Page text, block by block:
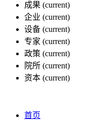
成果 (current)
企业 (current)
设备 (current)
专家 (current)
政策 (current)
院所 (current)
资本 (current)
首页